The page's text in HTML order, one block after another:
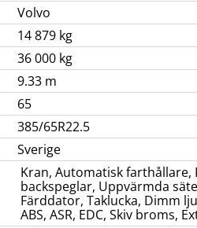
Volvo
14 879 kg
36 000 kg
9.33 m
65
385/65R22.5
Sverige
Kran, Automatisk farthållare,
backspeglar, Uppvärmda
Färddator, Taklucka, Dimm
ABS, ASR, EDC, Skiv broms,